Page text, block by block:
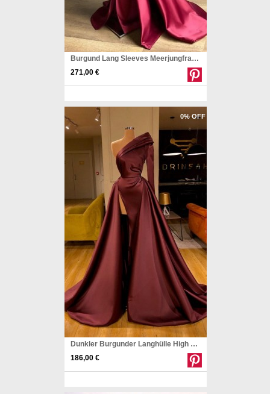
Burgund Lang Sleeves Meerjungfrau Ballkleider REALS151
271,00 €
Dunkler Burgunder Langhülle High Split One Ärmel Abendkleid REALS163
0% OFF
186,00 €